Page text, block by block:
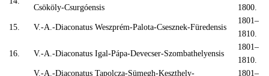
Csököly-Csurgóensis
1800.
15. V.-A.-Diaconatus Weszprém-Palota-Csesznek-Füredensis
1801–
1810.
16. V.-A.-Diaconatus Igal-Pápa-Devecser-Szombathelyensis
1801–
1810.
V.-A.-Diaconatus Tapolcza-Sümegh-Keszthely-
1801–